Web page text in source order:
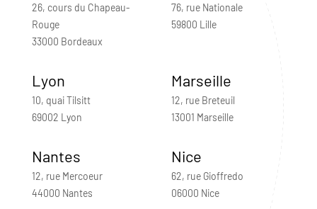
26, cours du Chapeau-
Rouge
33000 Bordeaux
76, rue Nationale
59800 Lille
Lyon
10, quai Tilsitt
69002 Lyon
Marseille
12, rue Breteuil
13001 Marseille
Nantes
12, rue Mercoeur
44000 Nantes
Nice
62, rue Gioffredo
06000 Nice